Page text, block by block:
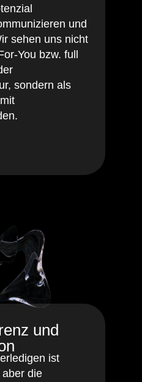
und
sehen uns nicht
You bzw. full
sondern als
und
ist
die